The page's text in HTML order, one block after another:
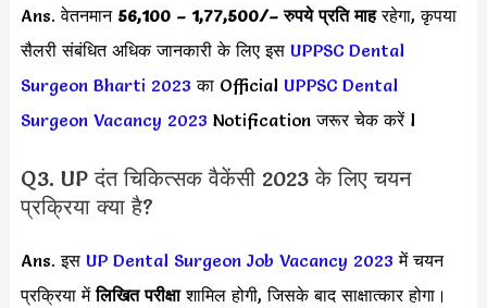
Ans. वेतनमान56,100 – 1,77,500/– रुपये प्रति माहरहेगा, कृपया
सैलरी संबंधित अधिक जानकारी के लिए इस UPPSC Dental
Surgeon Bharti 2023 का Official UPPSC Dental
Surgeon Vacancy 2023 Notification जरूर चेक करें l
Q3. UP दंत चिकित्सक वैकेंसी 2023 के लिए चयन
प्रक्रिया क्या है?
Ans. इस UP Dental Surgeon Job Vacancy 2023 में चयन
प्रक्रिया मेंलिखित परीक्षाशामिल होगी, जिसके बाद साक्षात्कार होगा।